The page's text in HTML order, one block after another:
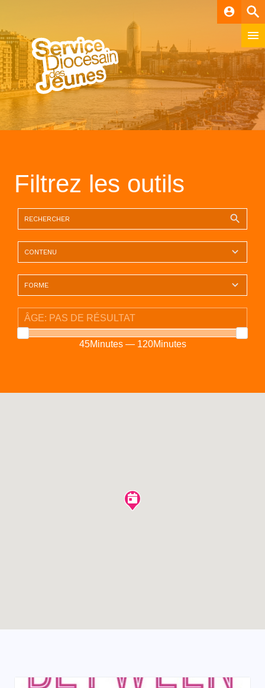
account_circle
Filtrez les outils
45Minutes — 120Minutes